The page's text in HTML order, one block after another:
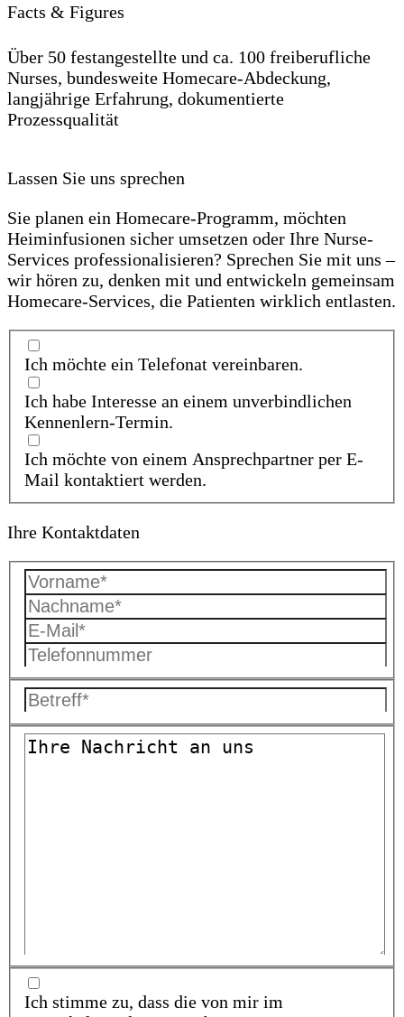
Facts & Figures
Über 50 festangestellte und ca. 100 freiberufliche
Nurses, bundesweite Homecare-Abdeckung,
langjährige Erfahrung, dokumentierte
Prozessqualität
Lassen Sie uns sprechen
Sie planen ein Homecare-Programm, möchten
Heiminfusionen sicher umsetzen oder Ihre Nurse-
Services professionalisieren? Sprechen Sie mit uns –
wir hören zu, denken mit und entwickeln gemeinsam
Homecare-Services, die Patienten wirklich entlasten.
Ich möchte ein Telefonat vereinbaren.
Ich habe Interesse an einem unverbindlichen
Kennenlern-Termin.
Ich möchte von einem Ansprechpartner per E-
Mail kontaktiert werden.
Ihre Kontaktdaten
Ich stimme zu, dass die von mir im